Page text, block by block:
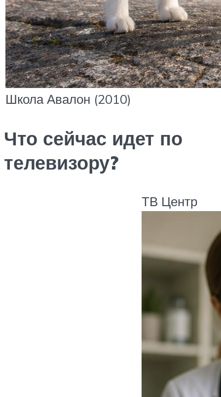
Школа Авалон (2010)
Что сейчас идет по
телевизору?
ТВ Центр